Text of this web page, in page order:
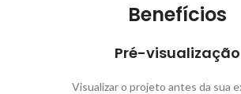
Benefícios
Pré-visualização
Visualizar o projeto antes da sua